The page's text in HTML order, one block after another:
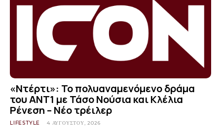
«Ντέρτι»: Το πολυαναμενόμενο δράμα
του ΑΝΤ1 με Τάσο Νούσια και Κλέλια
Ρένεση – Νέο τρέιλερ
LIFESTYLE 4 ΑΥΓΟΎΣΤΟΥ, 2026